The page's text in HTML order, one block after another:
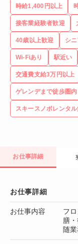
時給1,400円以上
接客業経験者歓迎
40歳以上歓迎 シ
Wi-Fiあり 駅近い
交通費支給3万円以上
ゲレンデまで徒歩圏内
スキースノボレンタ
お仕事詳細
お仕事詳細
お仕事内容
フ
膳
随